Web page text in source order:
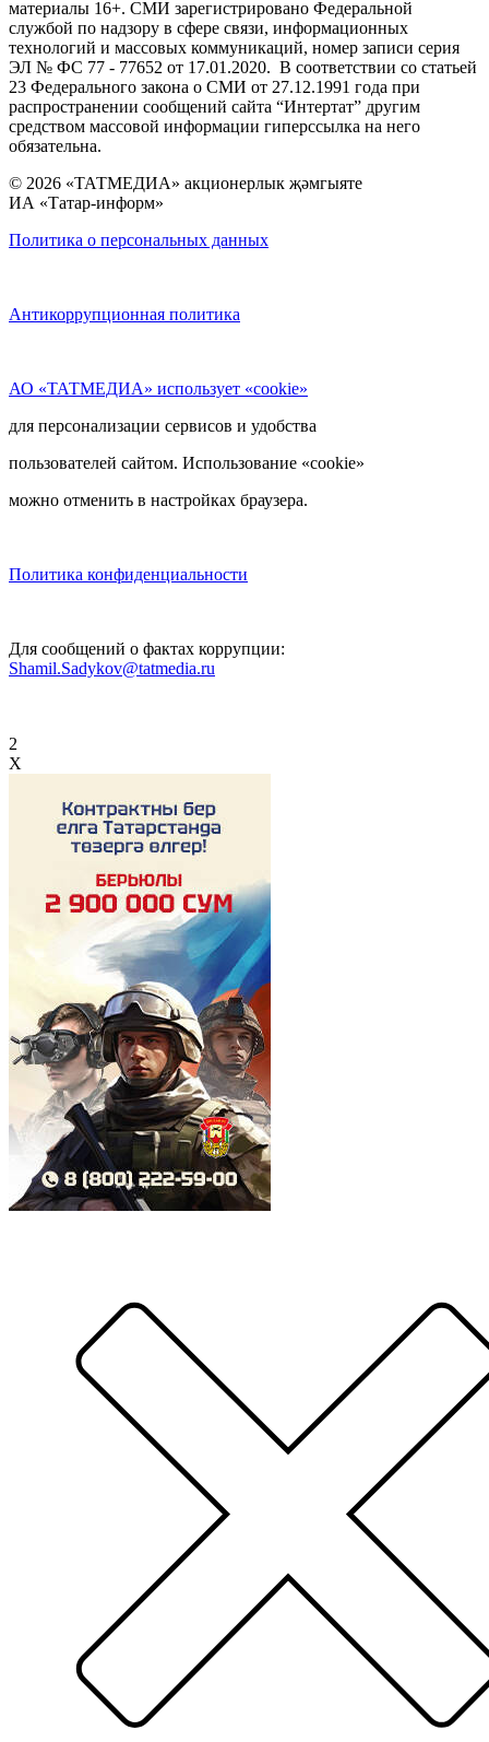
материалы 16+. СМИ зарегистрировано Федеральной
службой по надзору в сфере связи, информационных
технологий и массовых коммуникаций, номер записи серия
ЭЛ № ФС 77 - 77652 от 17.01.2020. В соответствии со статьей
23 Федерального закона о СМИ от 27.12.1991 года при
распространении сообщений сайта “Интертат” другим
средством массовой информации гиперссылка на него
обязательна.
© 2026 «ТАТМЕДИА» акционерлык җәмгыяте
ИА «Татар-информ»
Политика о персональных данных
Антикоррупционная политика
АО «ТАТМЕДИА» использует «cookie»
для персонализации сервисов и удобства
пользователей сайтом. Использование «cookie»
можно отменить в настройках браузера.
Политика конфиденциальности
Для сообщений о фактах коррупции:
Shamil.Sadykov@tatmedia.ru
2
X